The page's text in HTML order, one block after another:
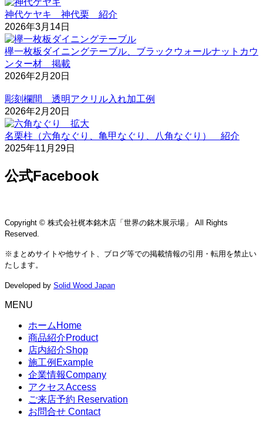
神代ケヤキ 神代栗 紹介
2026年3月14日
欅一枚板ダイニングテーブル、ブラックウォールナットカウ
ンター材 掲載
2026年2月20日
彫刻欄間 透明アクリル入れ加工例
2026年2月20日
名栗柱（六角なぐり、亀甲なぐり、八角なぐり） 紹介
2025年11月29日
公式Facebook
Copyright © 株式会社梶本銘木店「世界の銘木展示場」 All Rights
Reserved.
※まとめサイトや他サイト、ブログ等での掲載情報の引用・転用を禁止い
たします。
Developed by Solid Wood Japan
MENU
ホーム Home
商品紹介Product
店内紹介Shop
施工例 Example
企業情報Company
アクセスAccess
ご来店予約 Reservation
お問合せ Contact